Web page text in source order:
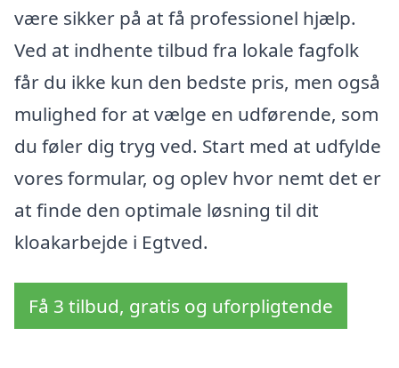
være sikker på at få professionel hjælp.
Ved at indhente tilbud fra lokale fagfolk
får du ikke kun den bedste pris, men også
mulighed for at vælge en udførende, som
du føler dig tryg ved. Start med at udfylde
vores formular, og oplev hvor nemt det er
at finde den optimale løsning til dit
kloakarbejde i Egtved.
Få 3 tilbud, gratis og uforpligtende